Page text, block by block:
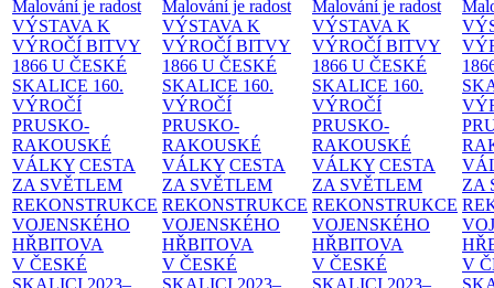
Malování je radost
VÝSTAVA K
VÝROČÍ BITVY
1866 U ČESKÉ
SKALICE 160.
VÝROČÍ
PRUSKO-
RAKOUSKÉ
VÁLKY CESTA
ZA SVĚTLEM
REKONSTRUKCE
VOJENSKÉHO
HŘBITOVA
V ČESKÉ
SKALICI 2023–
Malování je radost
VÝSTAVA K
VÝROČÍ BITVY
1866 U ČESKÉ
SKALICE 160.
VÝROČÍ
PRUSKO-
RAKOUSKÉ
VÁLKY CESTA
ZA SVĚTLEM
REKONSTRUKCE
VOJENSKÉHO
HŘBITOVA
V ČESKÉ
SKALICI 2023–
Malování je radost
VÝSTAVA K
VÝROČÍ BITVY
1866 U ČESKÉ
SKALICE 160.
VÝROČÍ
PRUSKO-
RAKOUSKÉ
VÁLKY CESTA
ZA SVĚTLEM
REKONSTRUKCE
VOJENSKÉHO
HŘBITOVA
V ČESKÉ
SKALICI 2023–
ZA
V